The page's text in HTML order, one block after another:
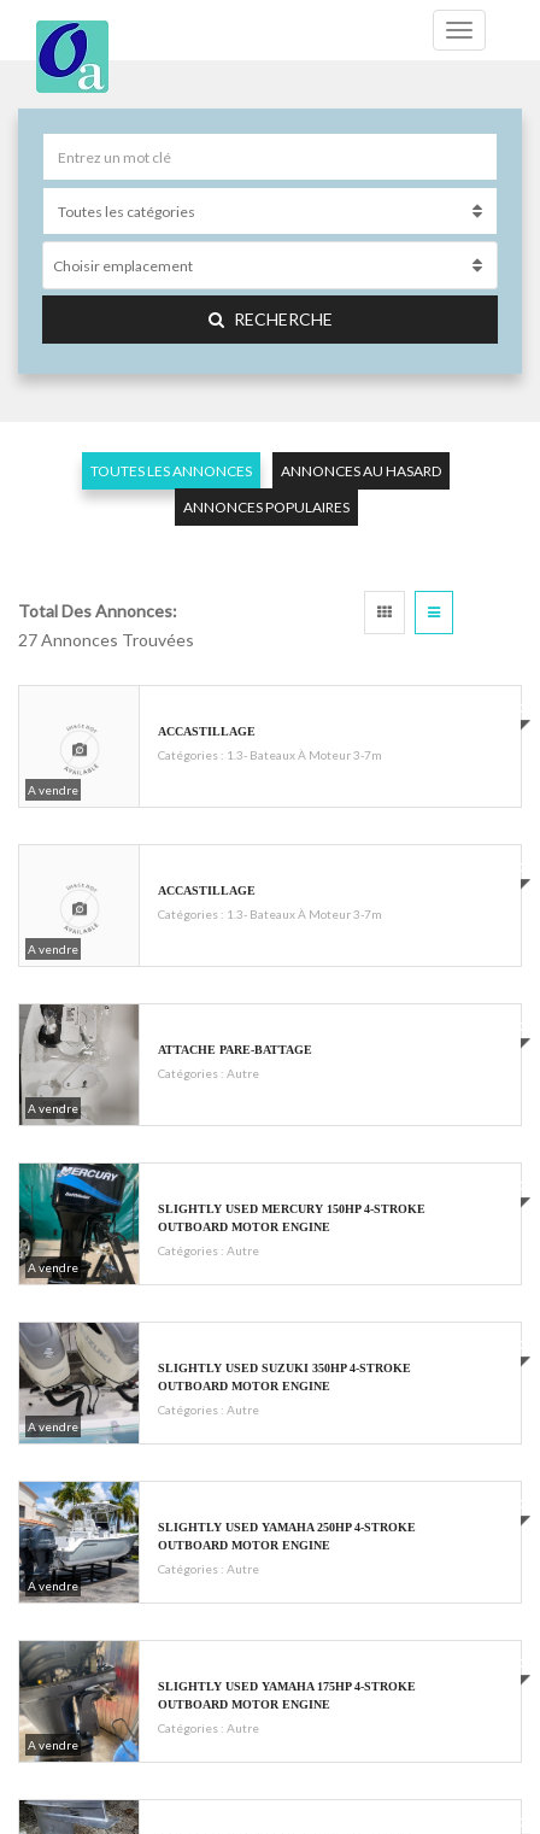
Choisir emplacement
RECHERCHE
TOUTES LES ANNONCES
ANNONCES AU HASARD
ANNONCES POPULAIRES
Total Des Annonces:
27 Annonces Trouvées
A vendre
€150
ACCASTILLAGE
Catégories : 1.3- Bateaux À Moteur 3-7m
A vendre
€150
ACCASTILLAGE
Catégories : 1.3- Bateaux À Moteur 3-7m
A vendre
€20
ATTACHE PARE-BATTAGE
Catégories : Autre
A vendre
€4680
SLIGHTLY USED MERCURY 150HP 4-STROKE
OUTBOARD MOTOR ENGINE
Catégories : Autre
A vendre
€8000
SLIGHTLY USED SUZUKI 350HP 4-STROKE
OUTBOARD MOTOR ENGINE
Catégories : Autre
A vendre
€6800
SLIGHTLY USED YAMAHA 250HP 4-STROKE
OUTBOARD MOTOR ENGINE
Catégories : Autre
A vendre
€5800
SLIGHTLY USED YAMAHA 175HP 4-STROKE
OUTBOARD MOTOR ENGINE
Catégories : Autre
€5500